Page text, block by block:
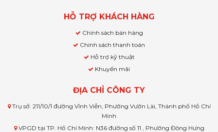
HỖ TRỢ KHÁCH HÀNG
Chính sách bán hàng
Chính sách thanh toán
Hỗ trợ kỹ thuật
Khuyến mãi
ĐỊA CHỈ CÔNG TY
Trụ sở: 211/10/1 đường Vĩnh Viễn, Phường Vườn Lài, Thành phố Hồ Chí
Minh
VPGD tại TP. Hồ Chí Minh: N36 đường số 11 , Phường Đông Hưng